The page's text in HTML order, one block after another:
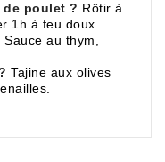
de poulet ? Rôtir à
1h à feu doux.
Sauce au thym,
Tajine aux olives